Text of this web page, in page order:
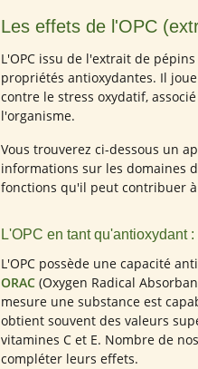
Les effets de l'OPC
L'OPC issu de l'extrait de
propriétés antioxydantes. Il
contre le stress oxydatif,
l'organisme.
Vous trouverez ci-dessous un
informations sur les domaines
fonctions qu'il peut contribuer
L'OPC en tant qu'antioxydant
L'OPC possède une capacité
ORAC (Oxygen Radical
mesure une substance est
obtient souvent des valeurs
vitamines C et E. Nombre de
compléter leurs effets.